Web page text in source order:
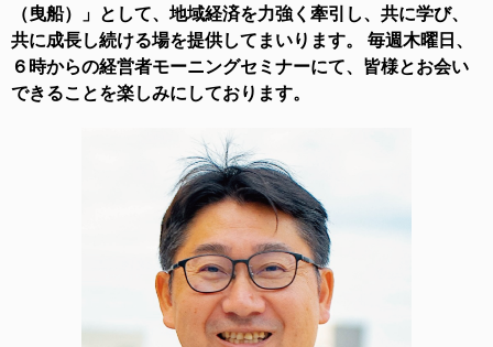
（曳船）」として、地域経済を力強く牽引し、共に学び、
共に成長し続ける場を提供してまいります。 毎週木曜日、
６時からの経営者モーニングセミナーにて、皆様とお会い
できることを楽しみにしております。